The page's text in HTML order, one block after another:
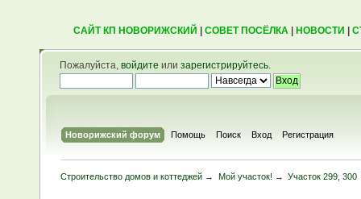
САЙТ КП НОВОРИЖСКИЙ СОВЕТ ПОСЁЛКА| НОВОСТИ
Пожалуйста, войдите или зарегистрируйтесь.
Новорижский форум Помощь Поиск Вход Регистрация
Строительство домов и коттеджей → Мой участок! → Участок 299, 300